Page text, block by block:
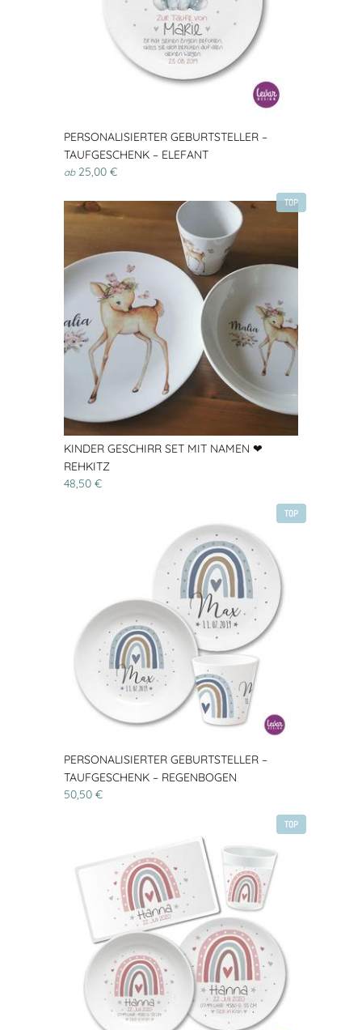
PERSONALISIERTER GEBURTSTELLER –
TAUFGESCHENK – ELEFANT
ab25,00 €
TOP
KINDER GESCHIRR SET MIT NAMEN ❤
REHKITZ
48,50 €
TOP
PERSONALISIERTER GEBURTSTELLER –
TAUFGESCHENK – REGENBOGEN
50,50 €
TOP